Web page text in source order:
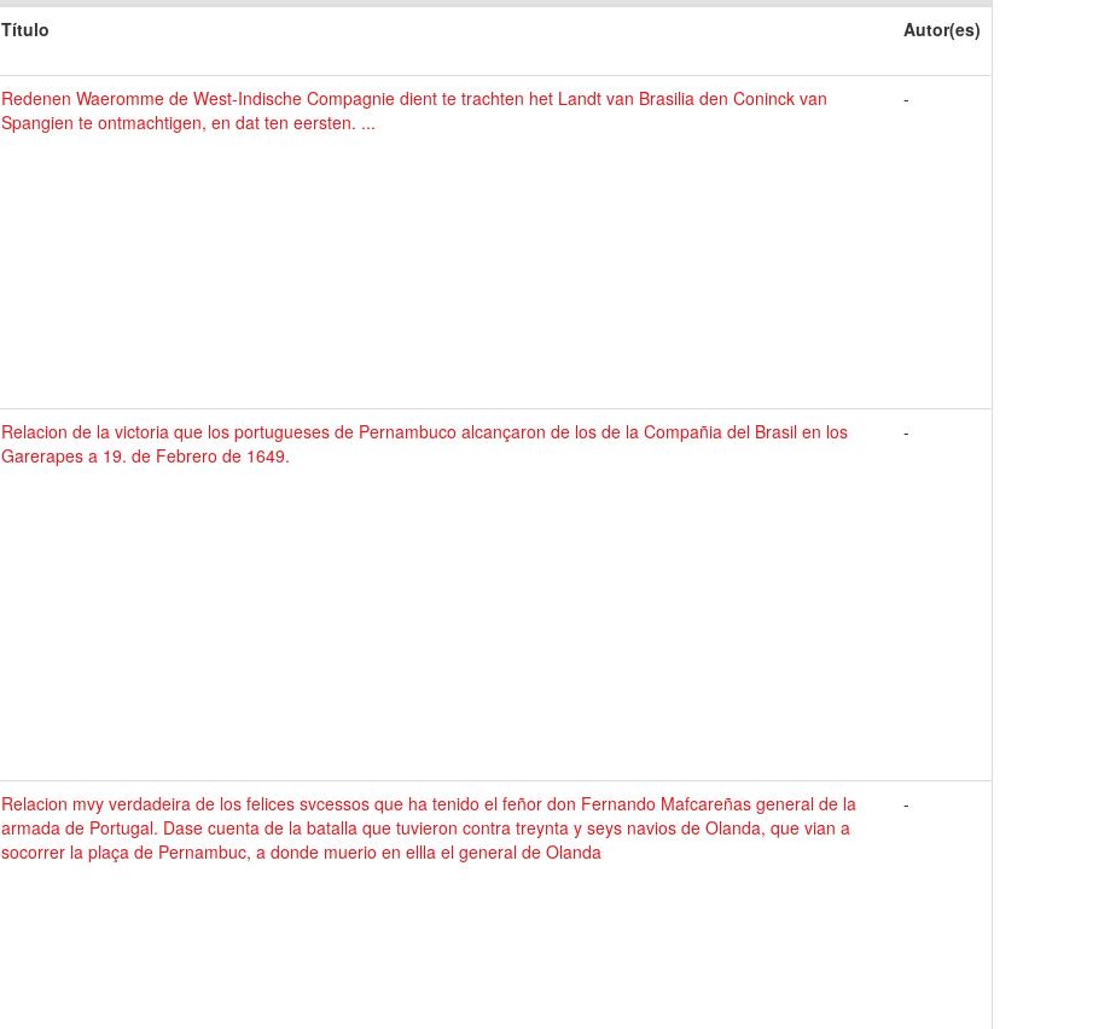
Título Autor(es)
Redenen Waeromme de West-Indische Compagnie dient te trachten het Landt van Brasilia den Coninck van
Spangien te ontmachtigen, en dat ten eersten. ...
-
Relacion de la victoria que los portugueses de Pernambuco alcançaron de los de la Compañia del Brasil en los
Garerapes a 19. de Febrero de 1649.
-
Relacion mvy verdadeira de los felices svcessos que ha tenido el feñor don Fernando Mafcareñas general de la
armada de Portugal. Dase cuenta de la batalla que tuvieron contra treynta y seys navios de Olanda, que vian a
socorrer la plaça de Pernambuc, a donde muerio en ellla el general de Olanda
-